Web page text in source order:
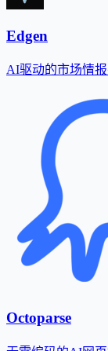
Edgen
AI驱动的市场情
Octoparse